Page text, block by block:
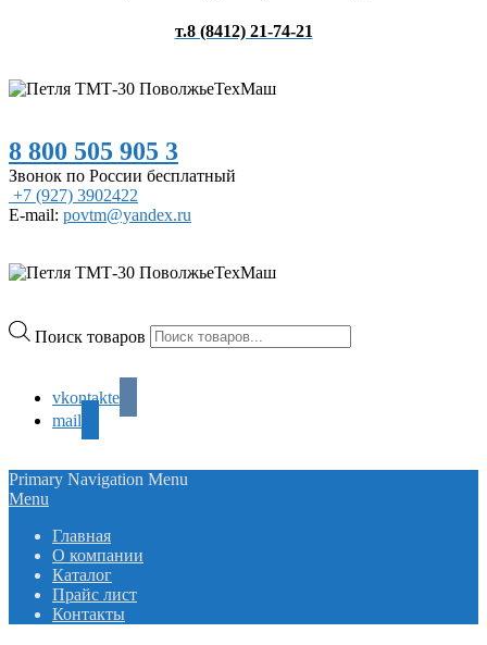
т.8 (8412) 21-74-21
8 800 505 905 3
Звонок по России бесплатный
+7 (927) 3902422
E-mail: povtm@yandex.ru
Поиск товаров
vkontakte
mail
Primary Navigation Menu
Menu
Главная
О компании
Каталог
Прайс лист
Контакты